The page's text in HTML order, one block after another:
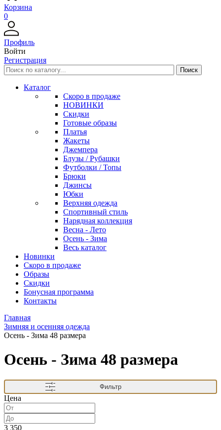
Корзина
0
Профиль
Войти
Регистрация
Каталог
Скоро в продаже
НОВИНКИ
Скидки
Готовые образы
Платья
Жакеты
Джемпера
Блузы / Рубашки
Футболки / Топы
Брюки
Джинсы
Юбки
Верхняя одежда
Спортивный стиль
Нарядная коллекция
Весна - Лето
Осень - Зима
Весь каталог
Новинки
Скоро в продаже
Образы
Скидки
Бонусная программа
Контакты
Главная
Зимняя и осенняя одежда
Осень - Зима 48 размера
Осень - Зима 48 размера
Фильтр
Цена
3 350